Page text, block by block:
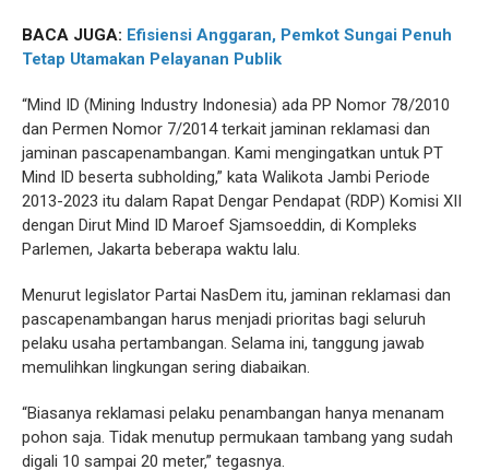
BACA JUGA: Efisiensi Anggaran, Pemkot Sungai Penuh
Tetap Utamakan Pelayanan Publik
“Mind ID (Mining Industry Indonesia) ada PP Nomor 78/2010
dan Permen Nomor 7/2014 terkait jaminan reklamasi dan
jaminan pascapenambangan. Kami mengingatkan untuk PT
Mind ID beserta subholding,” kata Walikota Jambi Periode
2013-2023 itu dalam Rapat Dengar Pendapat (RDP) Komisi XII
dengan Dirut Mind ID Maroef Sjamsoeddin, di Kompleks
Parlemen, Jakarta beberapa waktu lalu.
Menurut legislator Partai NasDem itu, jaminan reklamasi dan
pascapenambangan harus menjadi prioritas bagi seluruh
pelaku usaha pertambangan. Selama ini, tanggung jawab
memulihkan lingkungan sering diabaikan.
“Biasanya reklamasi pelaku penambangan hanya menanam
pohon saja. Tidak menutup permukaan tambang yang sudah
digali 10 sampai 20 meter,” tegasnya.